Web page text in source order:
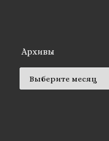
Архивы